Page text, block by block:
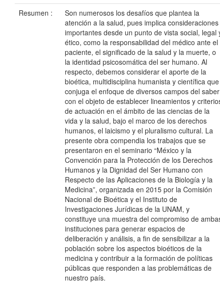
Resumen :
Son numerosos los desafíos que plantea la
atención a la salud, pues implica consideraciones
importantes desde un punto de vista social, legal
ético, como la responsabilidad del médico ante el
paciente, el significado de la salud y la muerte, o
la identidad psicosomática del ser humano. Al
respecto, debemos considerar el aporte de la
bioética, multidisciplina humanista y científica que
conjuga el enfoque de diversos campos del saber
con el objeto de establecer lineamientos y
de actuación en el ámbito de las ciencias de la
vida y la salud, bajo el marco de los derechos
humanos, el laicismo y el pluralismo cultural. La
presente obra compendia los trabajos que se
presentaron en el seminario “México y la
Convención para la Protección de los Derechos
Humanos y la Dignidad del Ser Humano con
Respecto de las Aplicaciones de la Biología y la
Medicina”, organizada en 2015 por la Comisión
Nacional de Bioética y el Instituto de
Investigaciones Jurídicas de la UNAM, y
constituye una muestra del compromiso de
instituciones para generar espacios de
deliberación y análisis, a fin de sensibilizar a la
población sobre los aspectos bioéticos de la
medicina y contribuir a la formación de políticas
públicas que responden a las problemáticas de
nuestro país.